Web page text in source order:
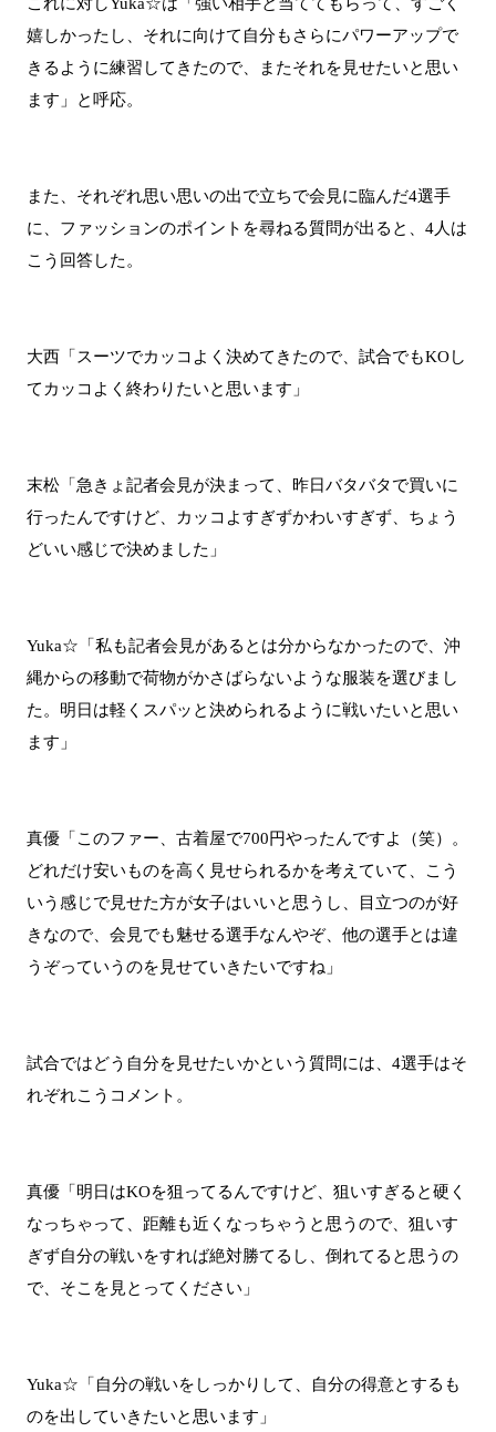
嬉しかったし、それに向けて自分もさらにパワーアップで
きるように練習してきたので、またそれを見せたいと思い
ます」と呼応。
また、それぞれ思い思いの出で立ちで会見に臨んだ4選手
に、ファッションのポイントを尋ねる質問が出ると、4人は
こう回答した。
大西「スーツでカッコよく決めてきたので、試合でもKOし
てカッコよく終わりたいと思います」
末松「急きょ記者会見が決まって、昨日バタバタで買いに
行ったんですけど、カッコよすぎずかわいすぎず、ちょう
どいい感じで決めました」
Yuka☆「私も記者会見があるとは分からなかったので、沖
縄からの移動で荷物がかさばらないような服装を選びまし
た。明日は軽くスパッと決められるように戦いたいと思い
ます」
真優「このファー、古着屋で700円やったんですよ（笑）。
どれだけ安いものを高く見せられるかを考えていて、こう
いう感じで見せた方が女子はいいと思うし、目立つのが好
きなので、会見でも魅せる選手なんやぞ、他の選手とは違
うぞっていうのを見せていきたいですね」
試合ではどう自分を見せたいかという質問には、4選手はそ
れぞれこうコメント。
真優「明日はKOを狙ってるんですけど、狙いすぎると硬く
なっちゃって、距離も近くなっちゃうと思うので、狙いす
ぎず自分の戦いをすれば絶対勝てるし、倒れてると思うの
で、そこを見とってください」
Yuka☆「自分の戦いをしっかりして、自分の得意とするも
のを出していきたいと思います」